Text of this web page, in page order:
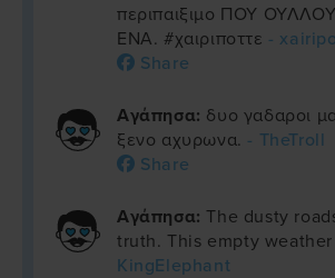
περιπαιξιμο ΠΟΥ
ΕΝΑ. #χαιριποττε -
Share
Αγάπησα: δυο γαδαροι
ξενο αχυρωνα. - TheTroll
Share
Αγάπησα: The dusty
truth. This empty
KingElephant